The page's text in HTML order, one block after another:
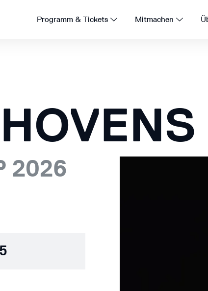
Programm & Tickets Mitmachen
2026